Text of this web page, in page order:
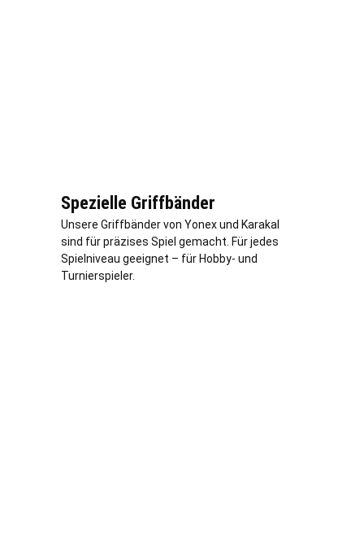
Spezielle Griffbänder
Unsere Griffbänder von Yonex und Karakal
sind für präzises Spiel gemacht. Für jedes
Spielniveau geeignet – für Hobby- und
Turnierspieler.